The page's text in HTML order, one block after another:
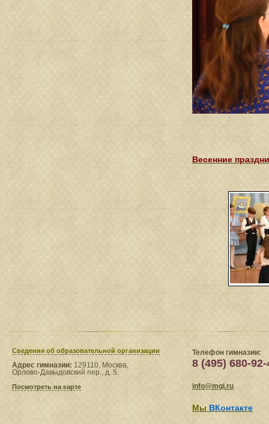
Весенние
Сведения​ об образовательной организации
Адрес гимназии: 129110, Москва,
Орлово-Давыдовский пер., д. 5.
Посмотреть на карте
Телефон гимназии:
8 (495) 680-92-
info@mgl.ru
Мы ВКонтакте